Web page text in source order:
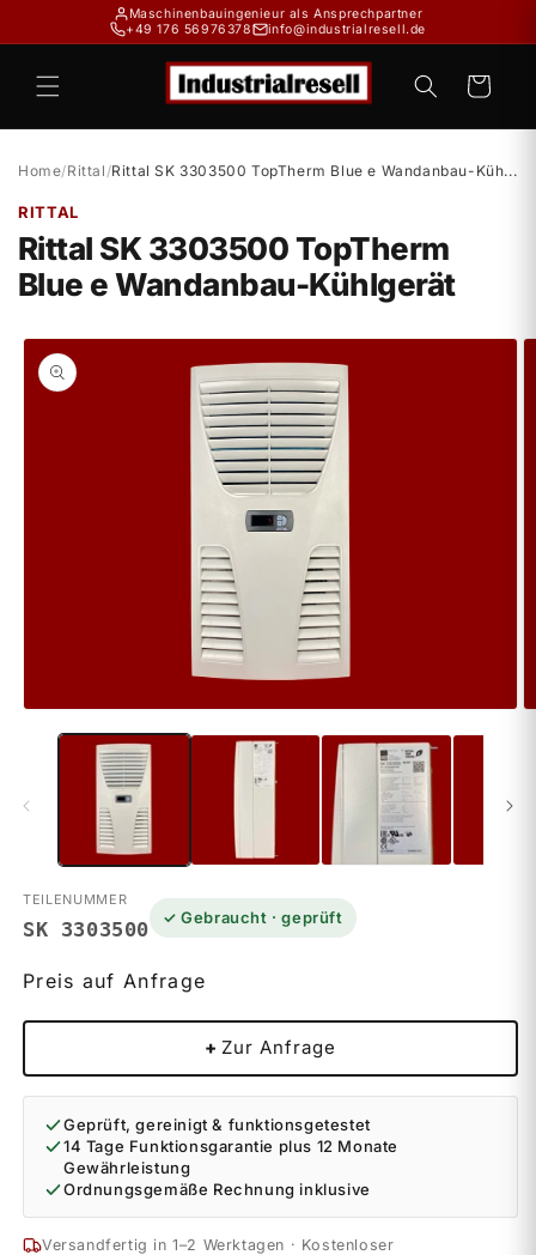
Inhalt
Maschinenbauingenieur als Ansprechpartner
+49 176 56976378
info@industrialresell.de
Warenkorb
Home/Rittal /Rittal SK 3303500 TopTherm Blue e Wandanbau-Küh...
RITTAL
Rittal SK 3303500 TopTherm
Blue e Wandanbau-Kühlgerät
TEILENUMMER
SK 3303500 ✓ Gebraucht · geprüft
Preis auf Anfrage
+ Zur Anfrage
Geprüft, gereinigt & funktionsgetestet
14 Tage Funktionsgarantie plus 12 Monate
Gewährleistung
Ordnungsgemäße Rechnung inklusive
Versandfertig in 1–2 Werktagen · Kostenloser